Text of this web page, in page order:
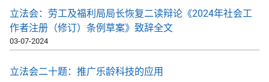
立法会：劳工及福利局局长恢复二读辩论《2024年社会工
作者注册（修订）条例草案》致辞全文
03-07-2024
立法会二十题：推广乐龄科技的应用